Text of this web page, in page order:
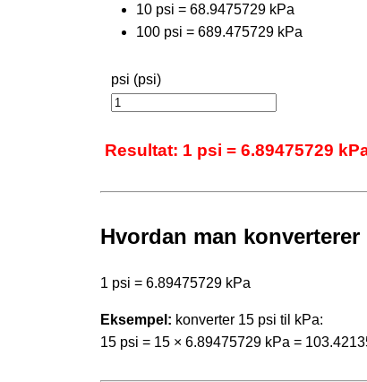
10 psi = 68.9475729 kPa
100 psi = 689.475729 kPa
psi (psi)
Resultat: 1 psi = 6.89475729
Hvordan man
1 psi = 6.89475729 kPa
Eksempel: konverter 15 psi til kPa:
15 psi = 15 × 6.89475729 kPa =